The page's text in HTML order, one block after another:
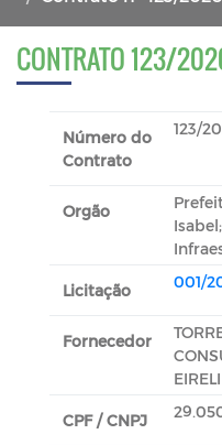
CONTRATO 123/
Número do
Contrato
123/
Orgão
Isabel;
Licitação 001/
Fornecedor
EIRELI
CPF / CNPJ